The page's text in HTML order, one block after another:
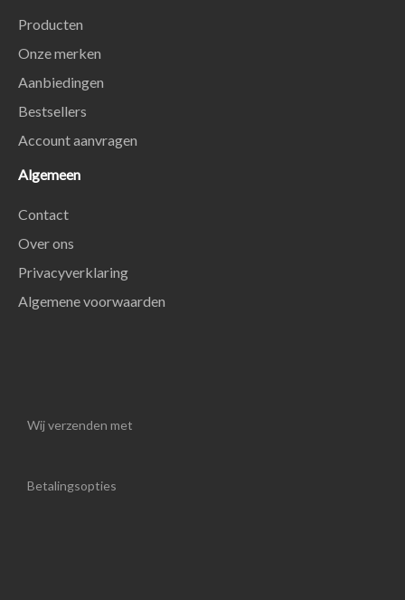
Producten
Onze merken
Aanbiedingen
Bestsellers
Account aanvragen
Algemeen
Contact
Over ons
Privacyverklaring
Algemene voorwaarden
Wij verzenden met
Betalingsopties